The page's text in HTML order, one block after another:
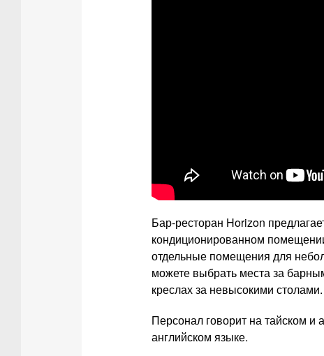
Бар-ресторан Horizon
кондиционированном
отдельные помещения для
можете выбрать места за
креслах за невысокими столами.
Персонал говорит на тайском и
английском языке.